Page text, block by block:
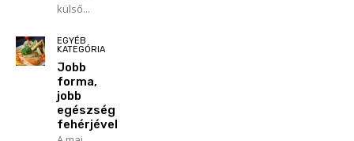
külső...
EGYÉB
KATEGÓRIA
Jobb
forma,
jobb
egészség
fehérjével